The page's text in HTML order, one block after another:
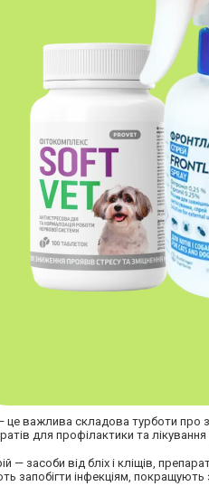
це важлива складова турботи про
для профілактики та
— засоби від бліх і кліщів,
запобігти інфекціям, покращують